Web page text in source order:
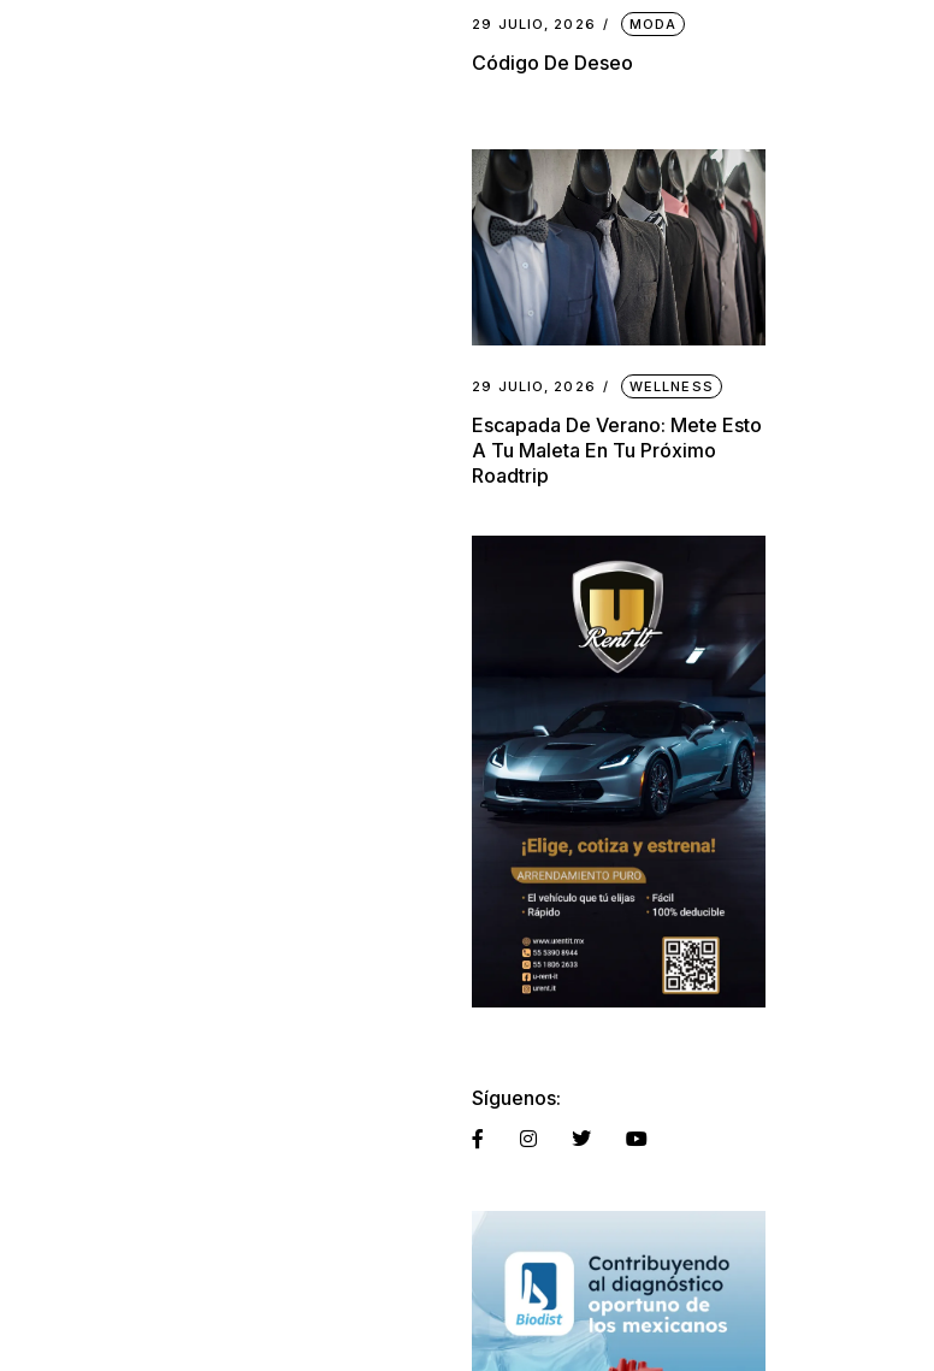
29 JULIO, 2026 MODA
Código De Deseo
29 JULIO, 2026 WELLNESS
Escapada De Verano: Mete Esto
A Tu Maleta En Tu Próximo
Roadtrip
Síguenos: